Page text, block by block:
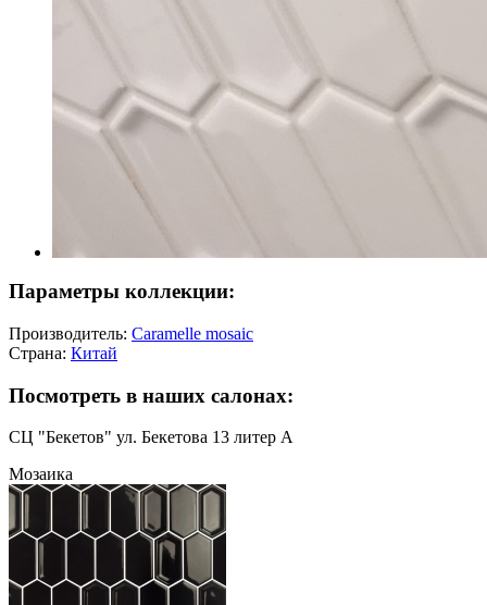
Параметры коллекции:
Производитель: Caramelle mosaic
Страна: Китай
Посмотреть в наших салонах:
СЦ "Бекетов" ул. Бекетова 13 литер А
Мозаика